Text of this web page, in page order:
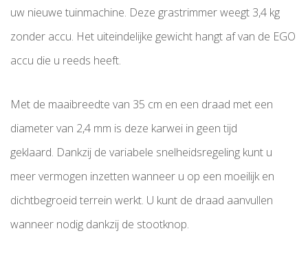
uw nieuwe tuinmachine. Deze grastrimmer weegt 3,4 kg
zonder accu. Het uiteindelijke gewicht hangt af van de EGO
accu die u reeds heeft.
Met de maaibreedte van 35 cm en een draad met een
diameter van 2,4 mm is deze karwei in geen tijd
geklaard. Dankzij de variabele snelheidsregeling kunt u
meer vermogen inzetten wanneer u op een moeilijk en
dichtbegroeid terrein werkt. U kunt de draad aanvullen
wanneer nodig dankzij de stootknop.